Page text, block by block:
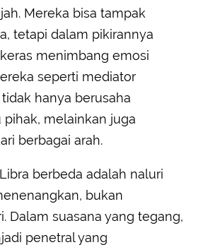
Mereka bisa tampak
tetapi dalam pikirannya
menimbang emosi
seperti mediator
hanya berusaha
melainkan juga
berbagai arah.
berbeda adalah naluri
bukan
Dalam suasana yang tegang,
penetral yang